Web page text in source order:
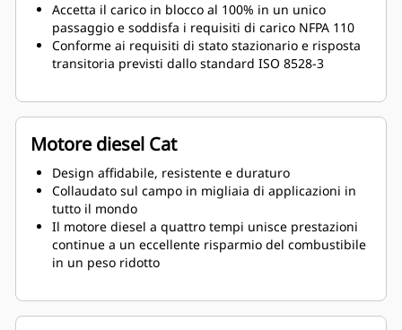
Accetta il carico in blocco al 100% in un unico
passaggio e soddisfa i requisiti di carico NFPA 110
Conforme ai requisiti di stato stazionario e risposta
transitoria previsti dallo standard ISO 8528-3
Motore diesel Cat
Design affidabile, resistente e duraturo
Collaudato sul campo in migliaia di applicazioni in
tutto il mondo
Il motore diesel a quattro tempi unisce prestazioni
continue a un eccellente risparmio del combustibile
in un peso ridotto